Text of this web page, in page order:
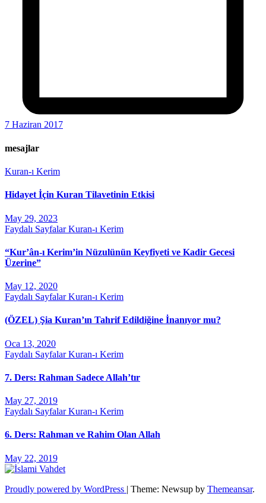
7 Haziran 2017
mesajlar
Kuran-ı Kerim
Hidayet İçin Kuran Tilavetinin Etkisi
May 29, 2023
Faydalı SayfalarKuran-ı Kerim
“Kur’ân-ı Kerim’in Nüzulünün Keyfiyeti ve Kadir Gecesi
Üzerine”
May 12, 2020
Faydalı SayfalarKuran-ı Kerim
(ÖZEL) Şia Kuran’ın Tahrif Edildiğine İnanıyor mu?
Oca 13, 2020
Faydalı SayfalarKuran-ı Kerim
7. Ders: Rahman Sadece Allah’tır
May 27, 2019
Faydalı SayfalarKuran-ı Kerim
6. Ders: Rahman ve Rahim Olan Allah
May 22, 2019
Proudly powered by WordPress | Theme: Newsup by Themeansar.